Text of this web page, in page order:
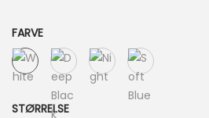
FARVE
STØRRELSE